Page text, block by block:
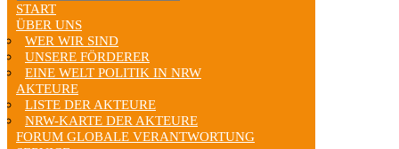
START
ÜBER UNS
WER WIR SIND
UNSERE FÖRDERER
EINE WELT POLITIK IN NRW
AKTEURE
LISTE DER AKTEURE
NRW-KARTE DER AKTEURE
FORUM GLOBALE VERANTWORTUNG